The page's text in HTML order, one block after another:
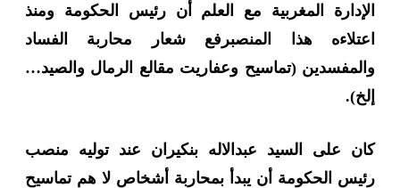
الإدارة المغربية مع العلم أن رئيس الحكومة ومنذ
اعتلاءه هذا المنصبرفع شعار محاربة الفساد
والمفسدين(تماسيح وعفاريت مقالع الرمال والصيد…
إلخ).
كان على السيد عبدالاله بنكيران عند توليه منصب
رئيس الحكومة أن يبدأ بمحاربة أشخاص لا هم تماسيح